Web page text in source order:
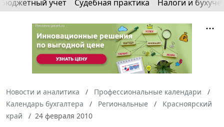
Бюджетный учет Судебная практика Налоги и
Новости и аналитика
Профессиональные календари
Календарь бухгалтера
Региональные
Красноярский
край
24 февраля 2010